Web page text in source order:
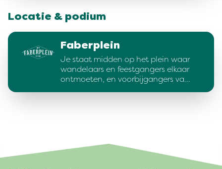
Locatie & podium
Faberplein
Je staat midden op het plein waar
wandelaars en feestgangers elkaar
ontmoeten, en voorbijgangers va…